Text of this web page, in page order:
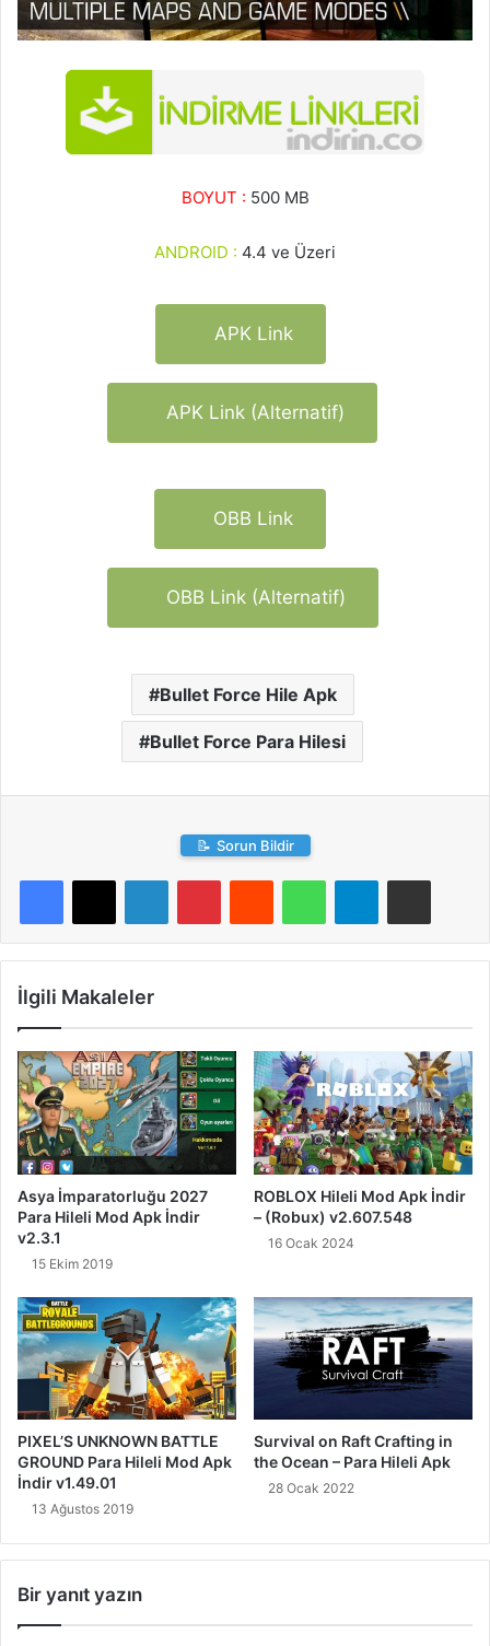
BOYUT : 500 MB
ANDROID : 4.4 ve Üzeri
APK Link
APK Link (Alternatif)
OBB Link
OBB Link (Alternatif)
Bullet Force Hile Apk
Bullet Force Para Hilesi
📝 Sorun Bildir
LinkedInPinterestReddit WhatsAppTelegramE-Posta ile paylaş
İlgili Makaleler
Asya İmparatorluğu 2027
Para Hileli Mod Apk İndir
v2.3.1
15 Ekim 2019
ROBLOX Hileli Mod Apk İndir
– (Robux) v2.607.548
16 Ocak 2024
PIXEL’S UNKNOWN BATTLE
GROUND Para Hileli Mod Apk
İndir v1.49.01
13 Ağustos 2019
Survival on Raft Crafting in
the Ocean – Para Hileli Apk
28 Ocak 2022
Bir yanıt yazın